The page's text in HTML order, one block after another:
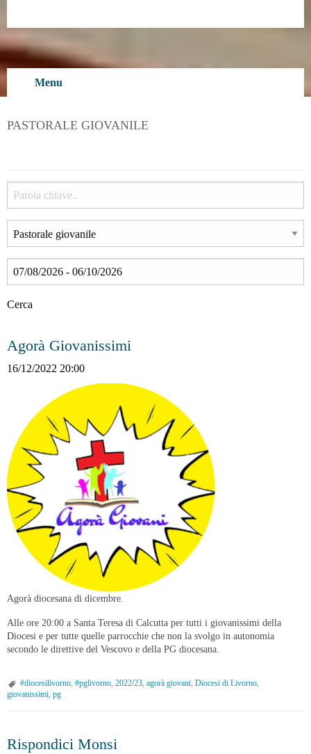
content
Menu
PASTORALE GIOVANILE
Cerca
Agorà Giovanissimi
16/12/2022 20:00
Agorà diocesana di dicembre.
Alle ore 20:00 a Santa Teresa di Calcutta per tutti i giovanissimi della
Diocesi e per tutte quelle parrocchie che non la svolgo in autonomia
secondo le direttive del Vescovo e della PG diocesana.
#diocesilivorno, #pglivorno, 2022/23, agorà giovani, Diocesi di Livorno,
giovanissimi, pg
Rispondici Monsi